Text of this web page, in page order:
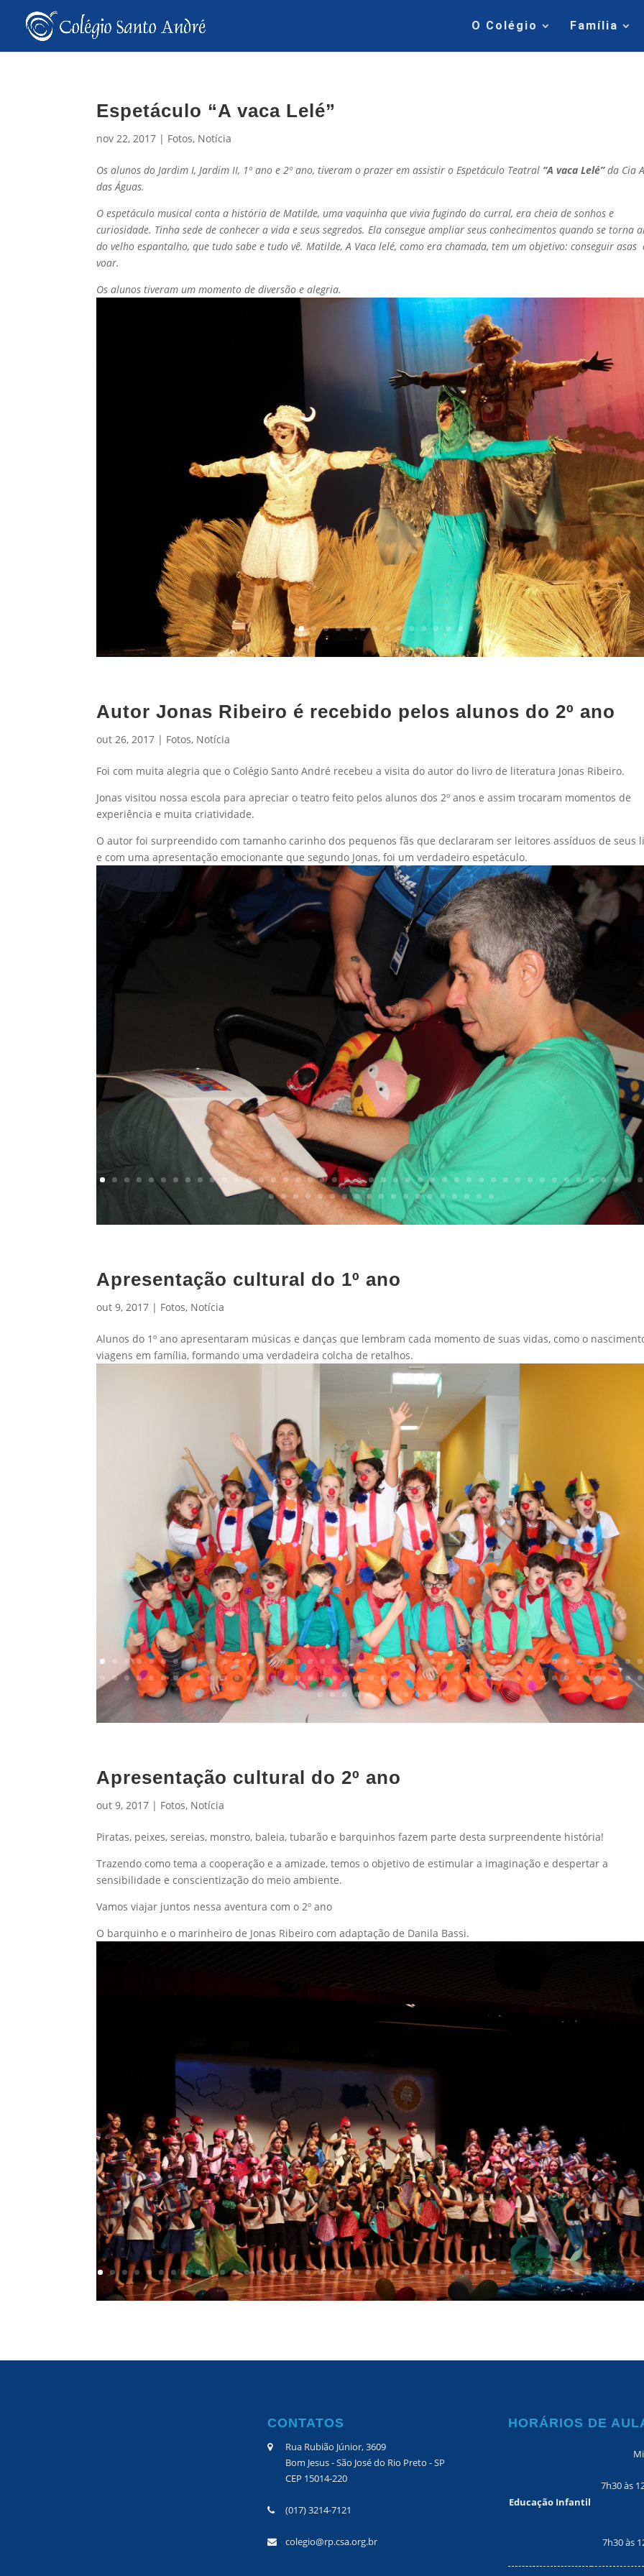
O Colégio Família
Espetáculo “A vaca Lelé”
nov 22, 2017 | Fotos, Notícia
Os alunos do Jardim I, Jardim II, 1º ano e 2º ano, tiveram o prazer em assistir o Espetáculo Teatral “A vaca Lelé”da Cia
das Águas.
O espetáculo musical conta a história de Matilde, uma vaquinha que vivia fugindo do curral, era cheia de sonhos e
curiosidade. Tinha sede de conhecer a vida e seus segredos. Ela consegue ampliar seus conhecimentos quando se torna
do velho espantalho, que tudo sabe e tudo vê. Matilde, A Vaca lelé, como era chamada, tem um objetivo: conseguir asas
voar.
Os alunos tiveram um momento de diversão e alegria.
Autor Jonas Ribeiro é recebido pelos alunos do 2º ano
out 26, 2017 | Fotos, Notícia
Foi com muita alegria que o Colégio Santo André recebeu a visita do autor do livro de literatura Jonas Ribeiro.
Jonas visitou nossa escola para apreciar o teatro feito pelos alunos dos 2º anos e assim trocaram momentos de
experiência e muita criatividade.
O autor foi surpreendido com tamanho carinho dos pequenos fãs que declararam ser leitores assíduos de seus
e com uma apresentação emocionante que segundo Jonas, foi um verdadeiro espetáculo.
Apresentação cultural do 1º ano
out 9, 2017 | Fotos, Notícia
Alunos do 1º ano apresentaram músicas e danças que lembram cada momento de suas vidas, como o
viagens em família, formando uma verdadeira colcha de retalhos.
Apresentação cultural do 2º ano
out 9, 2017 | Fotos, Notícia
Piratas, peixes, sereias, monstro, baleia, tubarão e barquinhos fazem parte desta surpreendente história!
Trazendo como tema a cooperação e a amizade, temos o objetivo de estimular a imaginação e despertar a
sensibilidade e conscientização do meio ambiente.
Vamos viajar juntos nessa aventura com o 2º ano
O barquinho e o marinheiro de Jonas Ribeiro com adaptação de Danila Bassi.
CONTATOS
Rua Rubião Júnior, 3609
Bom Jesus - São José do Rio Preto - SP
CEP 15014-220
(017) 3214-7121
colegio@rp.csa.org.br
HORÁRIOS DE
Educação Infantil
7h30 às
7h30 às